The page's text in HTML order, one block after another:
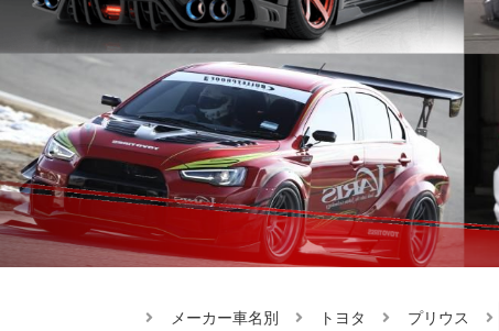
メーカー車名別 トヨタ プリウス